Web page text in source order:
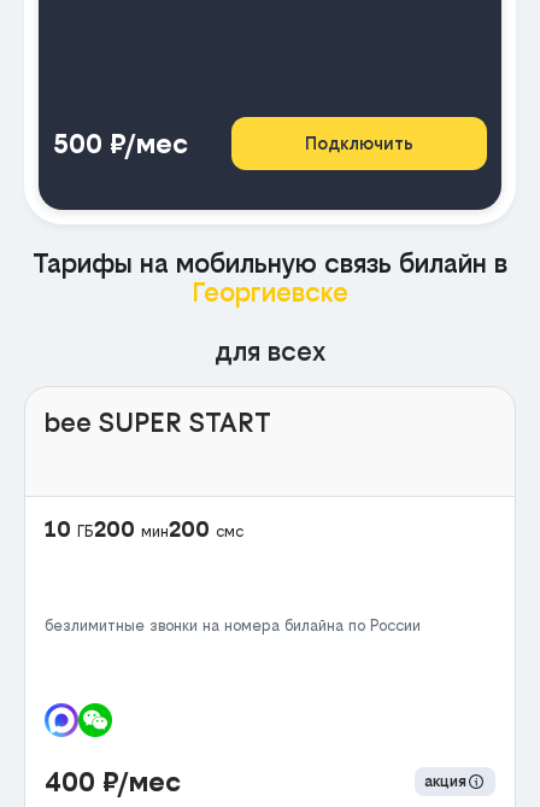
500 ₽/мес Подключить
Тарифы на мобильную связь билайн в
Георгиевске
для всех
bee SUPER START
10 ГБ200 мин200 смс
безлимитные звонки на номера билайна по России
400 ₽/мес акция